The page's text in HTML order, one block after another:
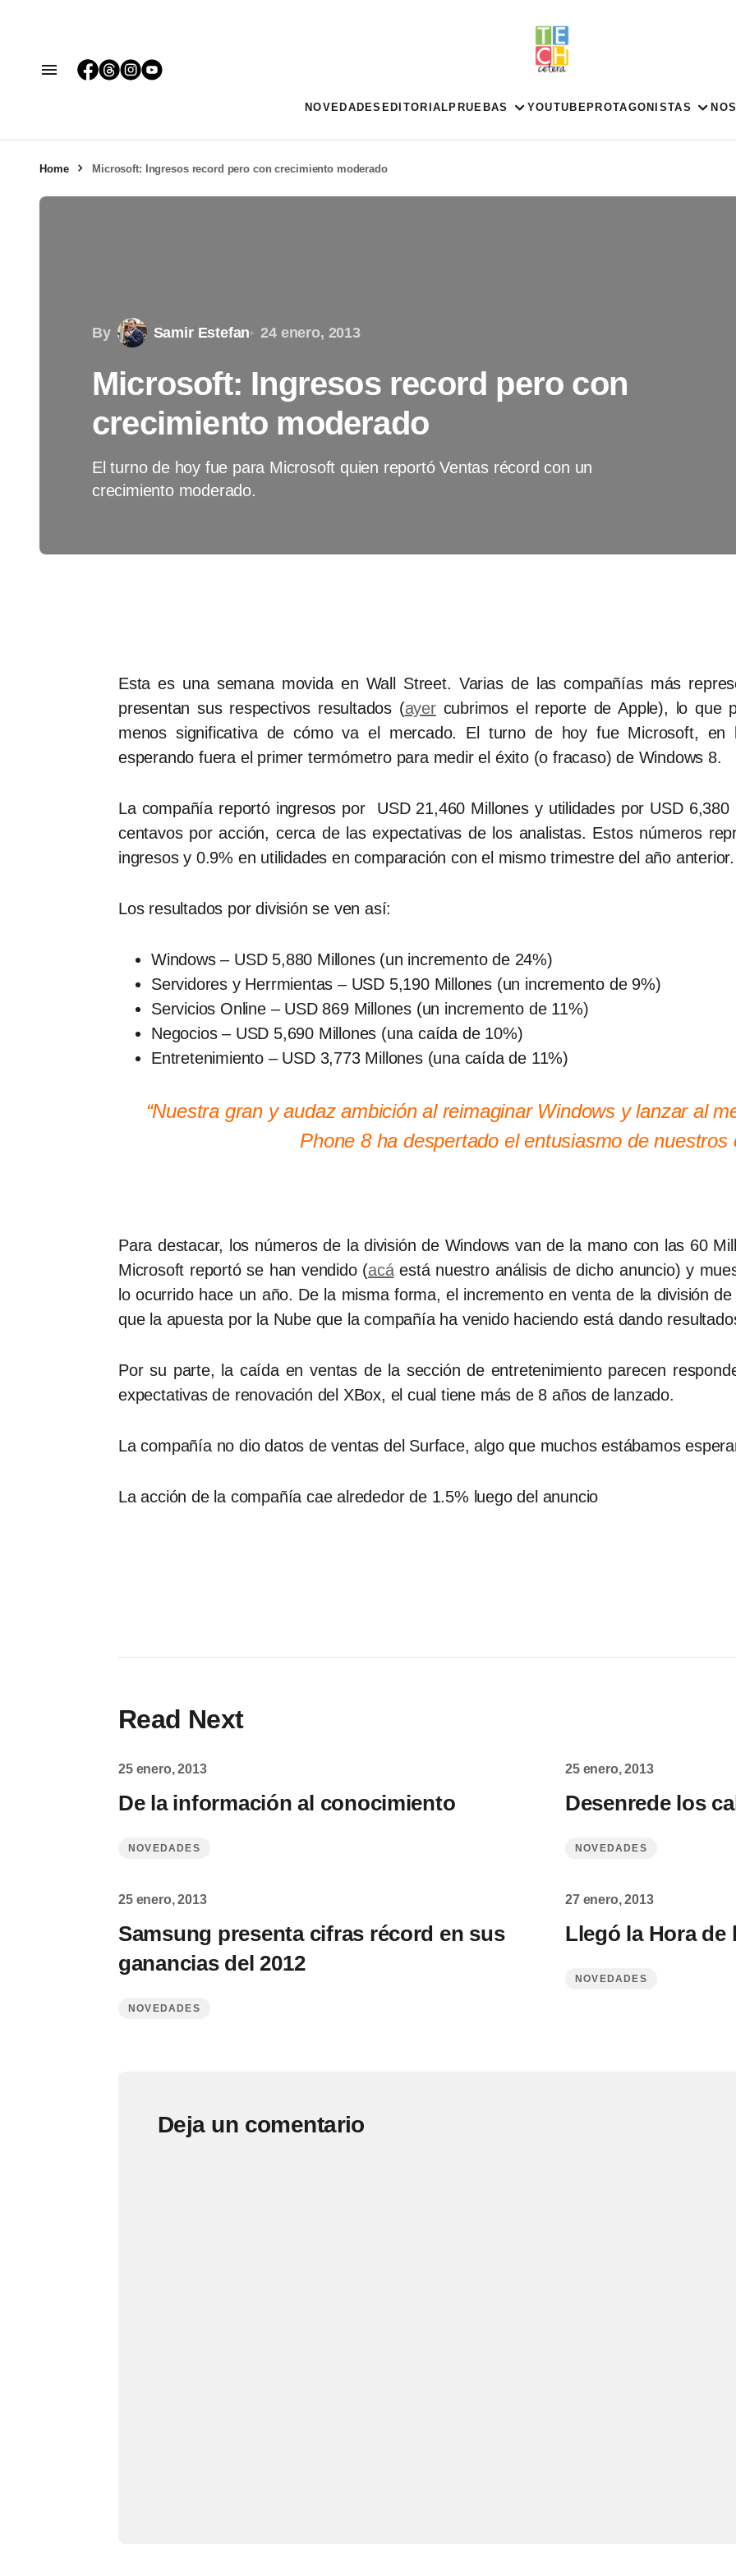
NOVEDADES EDITORIAL PRUEBAS YOUTUBE PROTAGONISTAS
Home Microsoft: Ingresos record pero con crecimiento moderado
By Samir Estefan 24 enero, 2013
Microsoft: Ingresos record pero con
crecimiento moderado
El turno de hoy fue para Microsoft quien reportó Ventas récord con un
crecimiento moderado.
Esta es una semana movida en Wall Street. Varias de las compañías más
presentan sus respectivos resultados (ayercubrimos el reporte de Apple), lo que
menos significativa de cómo va el mercado. El turno de hoy fue Microsoft, en
esperando fuera el primer termómetro para medir el éxito (o fracaso) de Windows 8.
La compañía reportó ingresos por USD 21,460 Millones y utilidades por USD
centavos por acción, cerca de las expectativas de los analistas. Estos números
ingresos y 0.9% en utilidades en comparación con el mismo trimestre del año
Los resultados por división se ven así:
Windows – USD 5,880 Millones (un incremento de 24%)
Servidores y Herrmientas – USD 5,190 Millones (un incremento de 9%)
Servicios Online – USD 869 Millones (un incremento de 11%)
Negocios – USD 5,690 Millones (una caída de 10%)
Entretenimiento – USD 3,773 Millones (una caída de 11%)
“Nuestra gran y audaz ambición al reimaginar Windows y lanzar al
Phone 8 ha despertado el entusiasmo de nuestros
Para destacar, los números de la división de Windows van de la mano con las 60
Microsoft reportó se han vendido (acáestá nuestro análisis de dicho anuncio) y
lo ocurrido hace un año. De la misma forma, el incremento en venta de la división
que la apuesta por la Nube que la compañía ha venido haciendo está dando
Por su parte, la caída en ventas de la sección de entretenimiento parecen
expectativas de renovación del XBox, el cual tiene más de 8 años de lanzado.
La compañía no dio datos de ventas del Surface, algo que muchos estábamos
La acción de la compañía cae alrededor de 1.5% luego del anuncio
Read Next
25 enero, 2013
De la información al conocimiento
NOVEDADES
25 enero, 2013
Desenrede los
NOVEDADES
25 enero, 2013
Samsung presenta cifras récord en sus
ganancias del 2012
NOVEDADES
27 enero, 2013
Llegó la Hora de
NOVEDADES
Deja un comentario